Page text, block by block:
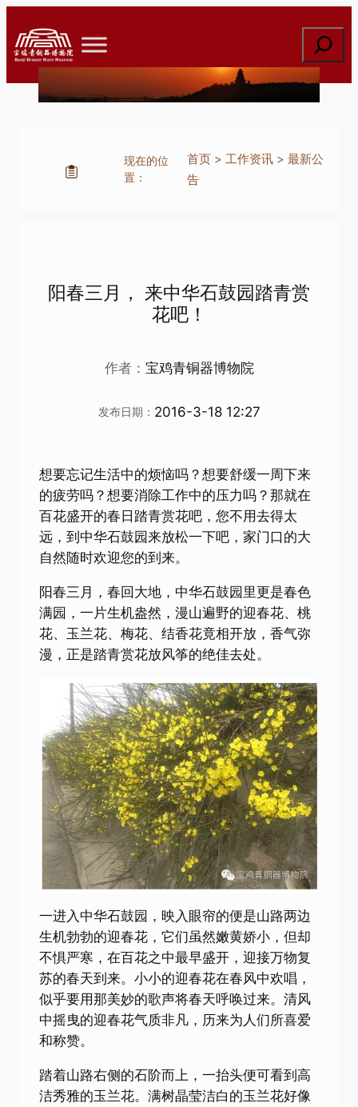
至
内
索
现在的位
置：
首页> 工作资讯> 最新公
告
阳春三月， 来中华石鼓园踏青赏
花吧！
作者： 宝鸡青铜器博物院
发布日期： 2016-3-18 12:27
想要忘记生活中的烦恼吗？想要舒缓一周下来
的疲劳吗？想要消除工作中的压力吗？那就在
百花盛开的春日踏青赏花吧，您不用去得太
远，到中华石鼓园来放松一下吧，家门口的大
自然随时欢迎您的到来。
阳春三月，春回大地，中华石鼓园里更是春色
满园，一片生机盎然，漫山遍野的迎春花、桃
花、玉兰花、梅花、结香花竟相开放，香气弥
漫，正是踏青赏花放风筝的绝佳去处。
一进入中华石鼓园，映入眼帘的便是山路两边
生机勃勃的迎春花，它们虽然嫩黄娇小，但却
不惧严寒，在百花之中最早盛开，迎接万物复
苏的春天到来。小小的迎春花在春风中欢唱，
似乎要用那美妙的歌声将春天呼唤过来。清风
中摇曳的迎春花气质非凡，历来为人们所喜爱
和称赞。
踏着山路右侧的石阶而上，一抬头便可看到高
洁秀雅的玉兰花。满树晶莹洁白的玉兰花好像